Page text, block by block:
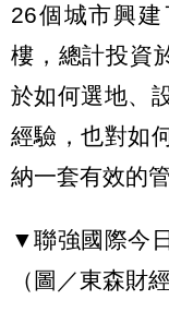
26個城市興
樓，總計投資
於如何選地、
經驗，也對如
納一套有效的
▼聯強國際今
（圖／東森財